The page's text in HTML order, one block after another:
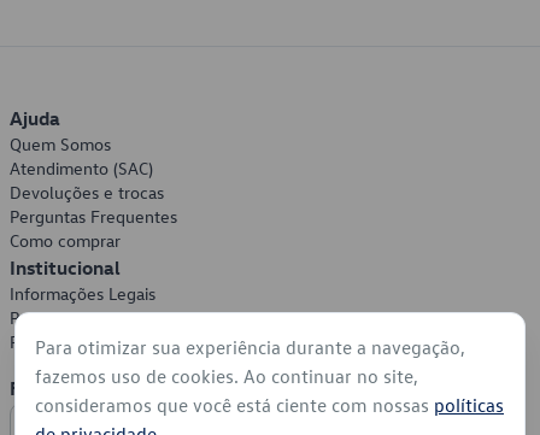
Ajuda
Quem Somos
Atendimento (SAC)
Devoluções e trocas
Perguntas Frequentes
Como comprar
Institucional
Informações Legais
Política de Privacidade
Política de Cookies
Formas de Pagamento
Para otimizar sua experiência durante a navegação,
fazemos uso de cookies. Ao continuar no site,
consideramos que você está ciente com nossas políticas